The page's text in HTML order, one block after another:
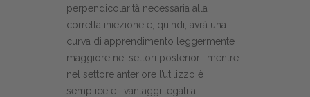
perpendicolarità necessaria alla
corretta iniezione e, quindi, avrà una
curva di apprendimento leggermente
maggiore nei settori posteriori, mentre
nel settore anteriore l’utilizzo è
semplice e i vantaggi legati a